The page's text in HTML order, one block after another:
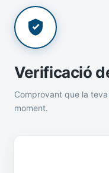
Verificació
Comprovant que la
moment.